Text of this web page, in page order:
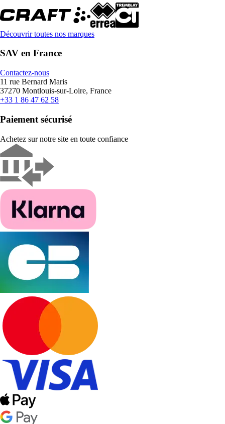
Découvrir toutes nos marques
SAV en France
Contactez-nous
11 rue Bernard Maris
37270 Montlouis-sur-Loire, France
+33 1 86 47 62 58
Paiement sécurisé
Achetez sur notre site en toute confiance